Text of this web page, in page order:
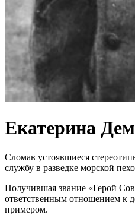
Екатерина
Сломав устоявшиеся
службу в разведке морской
Получившая звание «Герой
ответственным отношением к
примером.